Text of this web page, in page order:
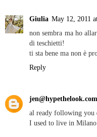
Giulia May 12, 2011
non sembra ma ho
di teschietti!
ti sta bene ma non è
Reply
jen@hypethelook.com
al ready following you
I used to live in